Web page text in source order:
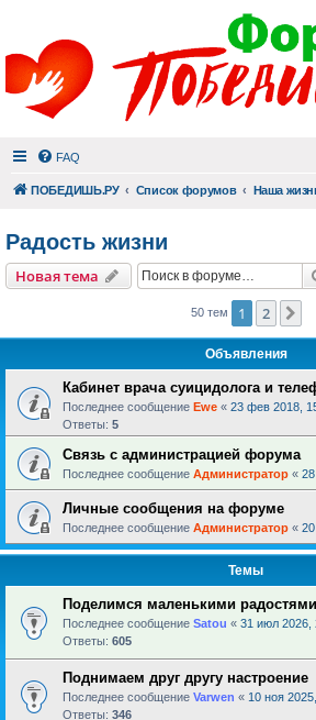
FAQ
ПОБЕДИШЬ.РУ Список форумов
Радость жизни
Новая тема
50 тем 1 2
Объявления
Кабинет врача суицидолога и
Последнее сообщение Ewe « 23 фев 2018,
Ответы: 5
Связь с администрацией форума
Последнее сообщение Администратор «
Личные сообщения на форуме
Последнее сообщение Администратор «
Темы
Поделимся маленькими
Последнее сообщение Satou « 31 июл 2026,
Ответы: 605
Поднимаем друг другу настроение
Последнее сообщение Varwen « 10 ноя
Ответы: 346